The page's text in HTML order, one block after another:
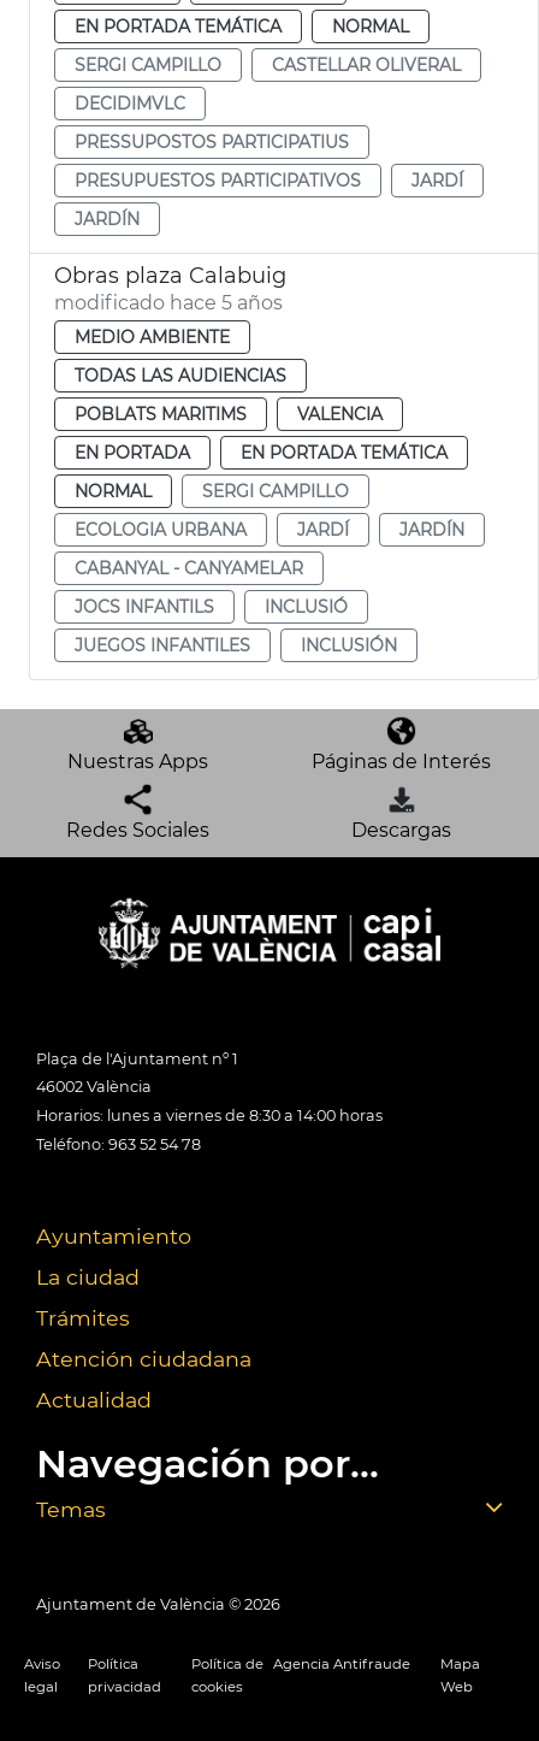
EN PORTADA TEMÁTICA
NORMAL
SERGI CAMPILLO
CASTELLAR OLIVERAL
DECIDIMVLC
PRESSUPOSTOS PARTICIPATIUS
PRESUPUESTOS PARTICIPATIVOS
JARDÍ
JARDÍN
Obras plaza Calabuig
modificado hace 5 años
MEDIO AMBIENTE
TODAS LAS AUDIENCIAS
POBLATS MARITIMS
VALENCIA
EN PORTADA
EN PORTADA TEMÁTICA
NORMAL
SERGI CAMPILLO
ECOLOGIA URBANA
JARDÍ
JARDÍN
CABANYAL - CANYAMELAR
JOCS INFANTILS
INCLUSIÓ
JUEGOS INFANTILES
INCLUSIÓN
Nuestras Apps Páginas de Interés
Redes Sociales Descargas
Plaça de l'Ajuntament nº 1
46002 València
Horarios: lunes a viernes de 8:30 a 14:00 horas
Teléfono: 963 52 54 78
Ayuntamiento
La ciudad
Trámites
Atención ciudadana
Actualidad
Navegación por...
Temas
Ajuntament de València © 2026
Aviso
legal
Política
privacidad
Política de
cookies
Agencia Antifraude
Mapa
Web